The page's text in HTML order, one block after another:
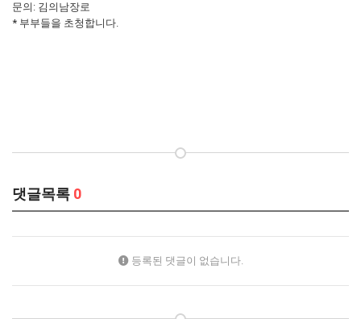
문의: 김의남장로
* 부부들을 초청합니다.
댓글목록 0
등록된 댓글이 없습니다.